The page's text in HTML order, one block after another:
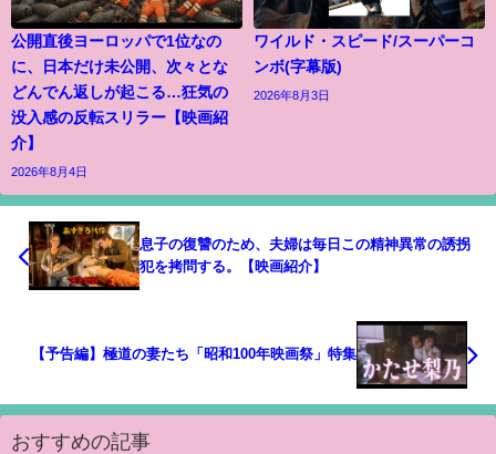
公開直後ヨーロッパで1位なの
に、日本だけ未公開、次々とな
どんでん返しが起こる…狂気の
没入感の反転スリラー【映画紹
介】
2026年8月4日
ワイルド・スピード/スーパーコ
ンボ(字幕版)
2026年8月3日
息子の復讐のため、夫婦は毎日この精神異常の誘拐
犯を拷問する。【映画紹介】
【予告編】極道の妻たち「昭和100年映画祭」特集
おすすめの記事